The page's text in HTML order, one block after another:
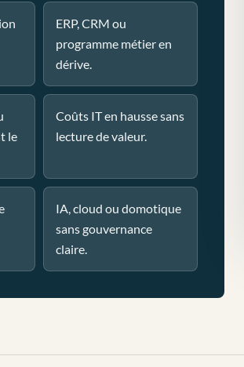
ERP, CRM ou
programme métier en
dérive.
le
Coûts IT en hausse sans
lecture de valeur.
IA, cloud ou domotique
sans gouvernance
claire.